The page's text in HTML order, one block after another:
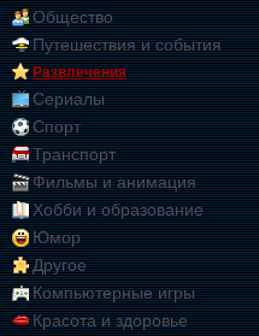
Общество
Путешествия и события
Развлечения
Сериалы
Спорт
Транспорт
Фильмы и анимация
Хобби и образование
Юмор
Другое
Компьютерные игры
Красота и здоровье